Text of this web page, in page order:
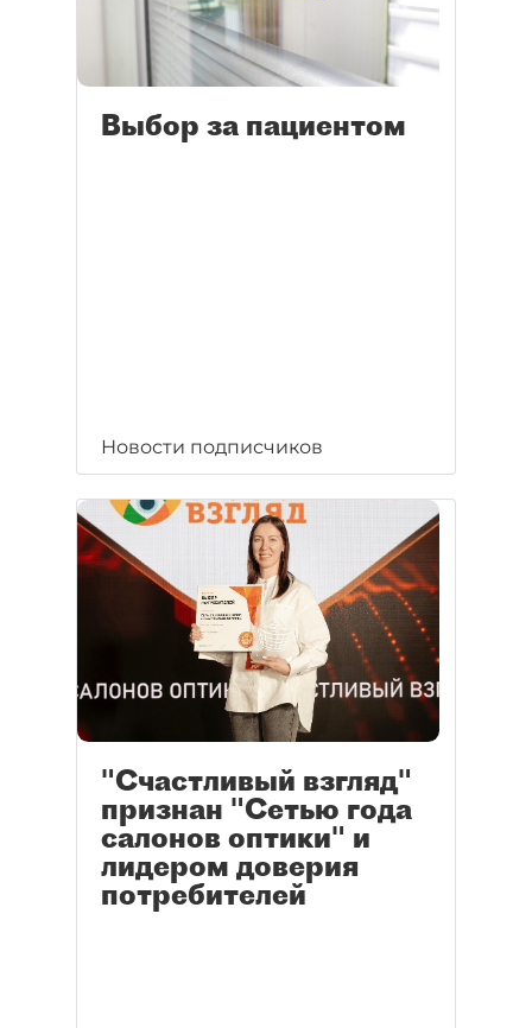
Выбор за пациентом
Новости подписчиков
"Счастливый взгляд"
признан "Сетью года
салонов оптики" и
лидером доверия
потребителей